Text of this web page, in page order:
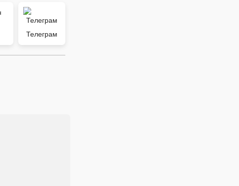
Телеграм